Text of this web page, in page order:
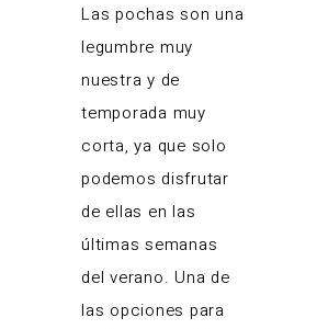
Las pochas son una
legumbre muy
nuestra y de
temporada muy
corta, ya que solo
podemos disfrutar
de ellas en las
últimas semanas
del verano. Una de
las opciones para